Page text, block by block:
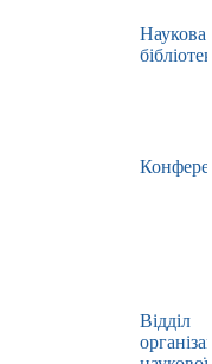
Наукова
бібліотека
Відділ